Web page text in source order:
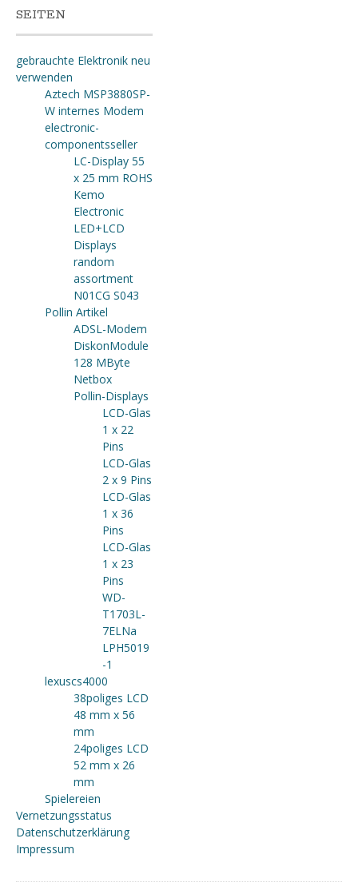
SEITEN
gebrauchte Elektronik neu
verwenden
Aztech MSP3880SP-
W internes Modem
electronic-
componentsseller
LC-Display 55
x 25 mm ROHS
Kemo
Electronic
LED+LCD
Displays
random
assortment
N01CG S043
Pollin Artikel
ADSL-Modem
DiskonModule
128 MByte
Netbox
Pollin-Displays
LCD-Glas
1 x 22
Pins
LCD-Glas
2 x 9 Pins
LCD-Glas
1 x 36
Pins
LCD-Glas
1 x 23
Pins
WD-
T1703L-
7ELNa
LPH5019
-1
lexuscs4000
38poliges LCD
48 mm x 56
mm
24poliges LCD
52 mm x 26
mm
Spielereien
Vernetzungsstatus
Datenschutzerklärung
Impressum